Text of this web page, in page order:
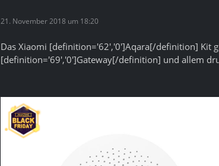
21. November 2018 um 18:20
Das Xiaomi [definition='62','0']Aqara[/definition] Kit
[definition='69','0']Gateway[/definition] und allem